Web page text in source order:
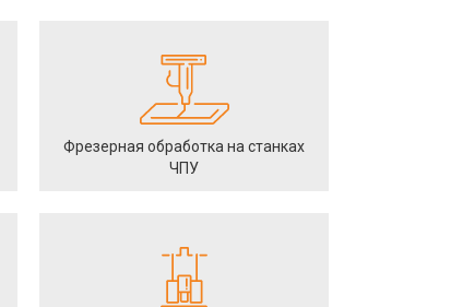
Фрезерная обработка на станках
ЧПУ